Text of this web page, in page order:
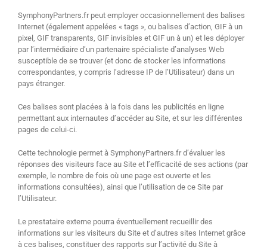
SymphonyPartners.fr peut employer occasionnellement des balises
Internet (également appelées « tags », ou balises d’action, GIF à un
pixel, GIF transparents, GIF invisibles et GIF un à un) et les déployer
par l’intermédiaire d’un partenaire spécialiste d’analyses Web
susceptible de se trouver (et donc de stocker les informations
correspondantes, y compris l’adresse IP de l’Utilisateur) dans un
pays étranger.
Ces balises sont placées à la fois dans les publicités en ligne
permettant aux internautes d’accéder au Site, et sur les différentes
pages de celui-ci.
Cette technologie permet à SymphonyPartners.fr d’évaluer les
réponses des visiteurs face au Site et l’efficacité de ses actions (par
exemple, le nombre de fois où une page est ouverte et les
informations consultées), ainsi que l’utilisation de ce Site par
l’Utilisateur.
Le prestataire externe pourra éventuellement recueillir des
informations sur les visiteurs du Site et d’autres sites Internet grâce
à ces balises, constituer des rapports sur l’activité du Site à